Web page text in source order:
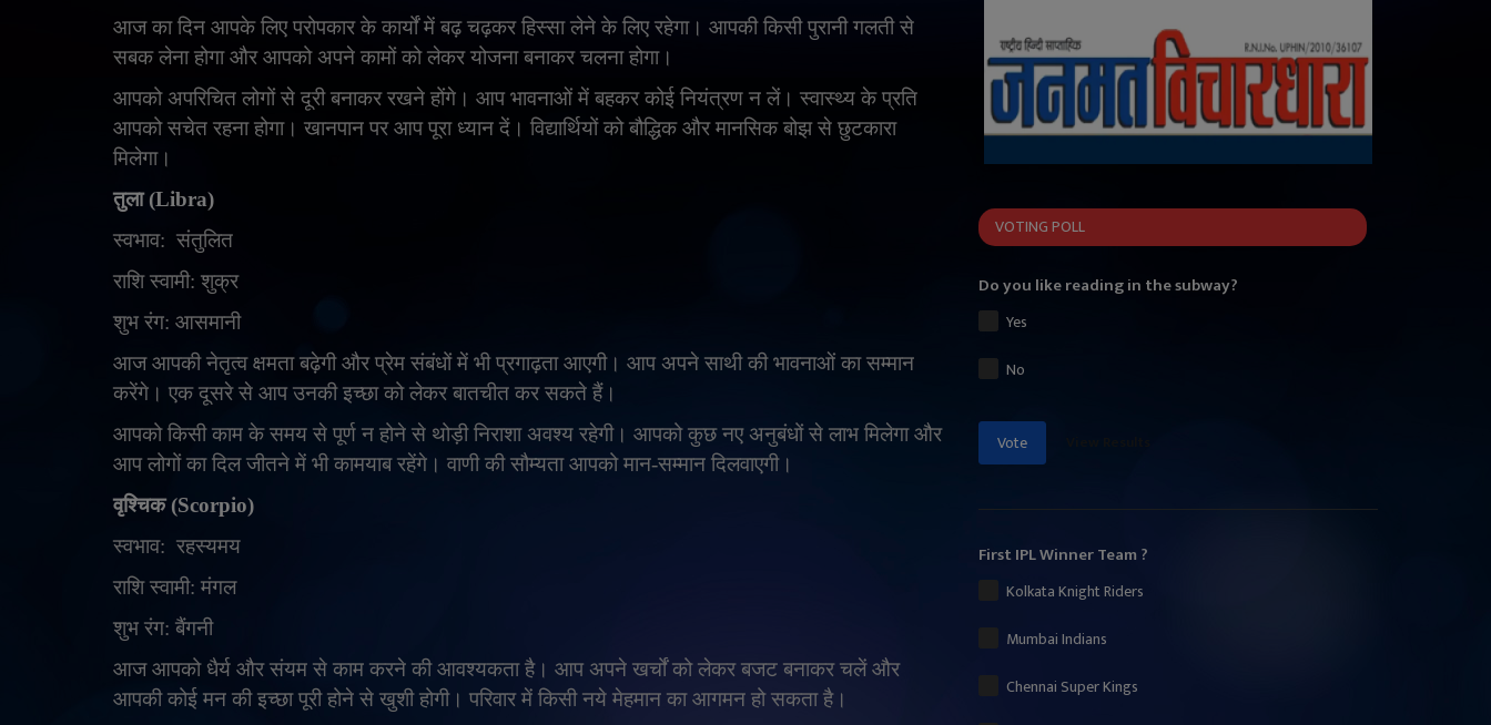
आज का दिन आपके लिए परोपकार के कार्यों में बढ़ चढ़कर हिस्सा लेने के लिए रहेगा। आपकी किसी पुरानी गलती से
सबक लेना होगा और आपको अपने कामों को लेकर योजना बनाकर चलना होगा।
आपको अपरिचित लोगों से दूरी बनाकर रखने होंगे। आप भावनाओं में बहकर कोई नियंत्रण न लें। स्वास्थ्य के प्रति
आपको सचेत रहना होगा। खानपान पर आप पूरा ध्यान दें। विद्यार्थियों को बौद्धिक और मानसिक बोझ से छुटकारा
मिलेगा।
तुला (Libra)
स्वभाव: संतुलित
राशि स्वामी: शुक्र
शुभ रंग: आसमानी
आज आपकी नेतृत्व क्षमता बढ़ेगी और प्रेम संबंधों में भी प्रगाढ़ता आएगी। आप अपने साथी की भावनाओं का सम्मान
करेंगे। एक दूसरे से आप उनकी इच्छा को लेकर बातचीत कर सकते हैं।
आपको किसी काम के समय से पूर्ण न होने से थोड़ी निराशा अवश्य रहेगी। आपको कुछ नए अनुबंधों से लाभ मिलेगा और
आप लोगों का दिल जीतने में भी कामयाब रहेंगे। वाणी की सौम्यता आपको मान-सम्मान दिलवाएगी।
वृश्चिक (Scorpio)
स्वभाव: रहस्यमय
राशि स्वामी: मंगल
शुभ रंग: बैंगनी
आज आपको धैर्य और संयम से काम करने की आवश्यकता है। आप अपने खर्चों को लेकर बजट बनाकर चलें और
आपकी कोई मन की इच्छा पूरी होने से खुशी होगी। परिवार में किसी नये मेहमान का आगमन हो सकता है।
VOTING POLL
Do you like reading in the subway?
Yes
No
Vote
First IPL Winner Team ?
Kolkata Knight Riders
Mumbai Indians
Chennai Super Kings